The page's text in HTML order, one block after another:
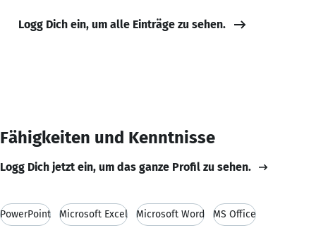
Logg Dich ein, um alle Einträge zu sehen.
Fähigkeiten und Kenntnisse
Logg Dich jetzt ein, um das ganze Profil zu sehen.
PowerPoint Microsoft Excel Microsoft Word MS Office